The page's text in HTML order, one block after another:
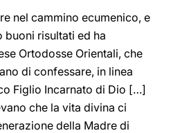
nel cammino ecumenico, e
buoni risultati ed ha
Ortodosse Orientali, che
di confessare, in linea
Figlio Incarnato di Dio […]
che la vita divina ci
della Madre di